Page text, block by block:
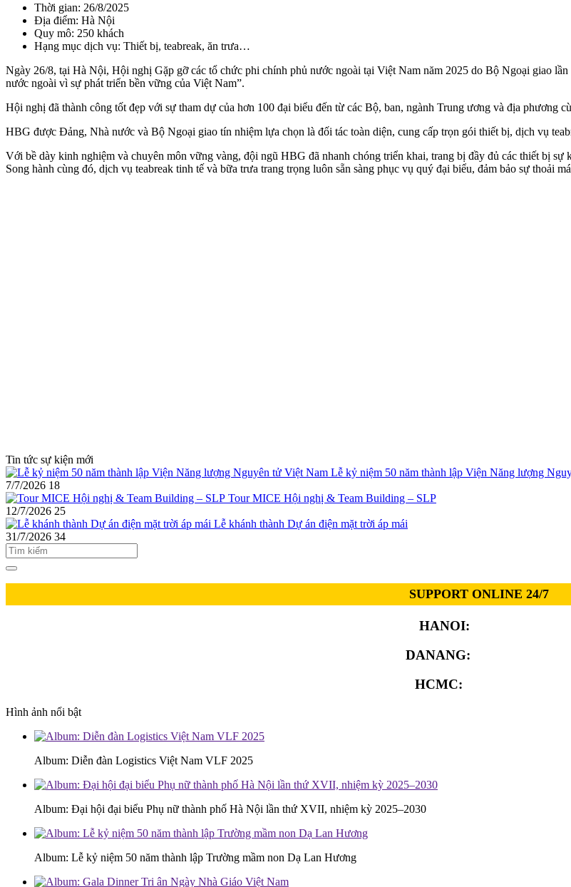
Thời gian: 26/8/2025
Địa điểm: Hà Nội
Quy mô: 250 khách
Hạng mục dịch vụ: Thiết bị, teabreak, ăn trưa…
Ngày 26/8, tại Hà Nội, Hội nghị Gặp gỡ các tổ chức phi chính phủ nước ngoài tại Việt Nam năm 2025 do Bộ Ngoại giao
nước ngoài vì sự phát triển bền vững của Việt Nam”.
Hội nghị đã thành công tốt đẹp với sự tham dự của hơn 100 đại biểu đến từ các Bộ, ban, ngành Trung ương và địa phương
HBG được Đảng, Nhà nước và Bộ Ngoại giao tín nhiệm lựa chọn là đối tác toàn diện, cung cấp trọn gói thiết bị, dịch vụ
Với bề dày kinh nghiệm và chuyên môn vững vàng, đội ngũ HBG đã nhanh chóng triển khai, trang bị đầy đủ các thiết bị
Song hành cùng đó, dịch vụ teabreak tinh tế và bữa trưa trang trọng luôn sẵn sàng phục vụ quý đại biểu, đảm bảo sự thoải
Tin tức sự kiện mới
Lễ kỷ niệm 50 năm thành lập Viện Năng lượng
7/7/2026 18
Tour MICE Hội nghị & Team Building – SLP
12/7/2026 25
Lễ khánh thành Dự án điện mặt trời áp mái
31/7/2026 34
SUPPORT ONLINE 24/7
HANOI:
DANANG:
HCMC:
Hình ảnh nổi bật
Album: Diễn đàn Logistics Việt Nam VLF 2025
Album: Đại hội đại biểu Phụ nữ thành phố Hà Nội lần thứ XVII, nhiệm kỳ 2025–2030
Album: Lễ kỷ niệm 50 năm thành lập Trường mầm non Dạ Lan Hương